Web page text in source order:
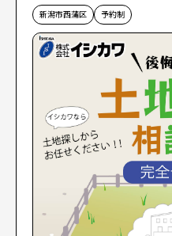
新潟市西蒲区 予約制